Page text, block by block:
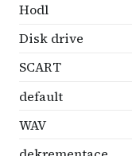
Hodl
Disk drive
SCART
default
WAV